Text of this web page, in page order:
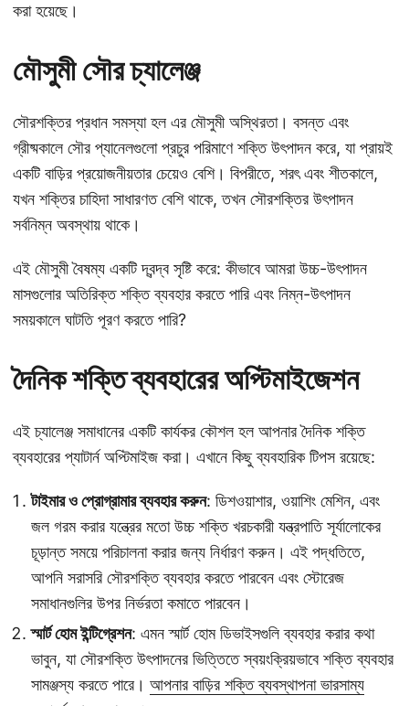
করা হয়েছে।
মৌসুমী সৌর চ্যালেঞ্জ
সৌরশক্তির প্রধান সমস্যা হল এর মৌসুমী অস্থিরতা। বসন্ত এবং
গ্রীষ্মকালে সৌর প্যানেলগুলো প্রচুর পরিমাণে শক্তি উৎপাদন করে, যা প্রায়ই
একটি বাড়ির প্রয়োজনীয়তার চেয়েও বেশি। বিপরীতে, শরৎ এবং শীতকালে,
যখন শক্তির চাহিদা সাধারণত বেশি থাকে, তখন সৌরশক্তির উৎপাদন
সর্বনিম্ন অবস্থায় থাকে।
এই মৌসুমী বৈষম্য একটি দ্বন্দ্ব সৃষ্টি করে: কীভাবে আমরা উচ্চ-উৎপাদন
মাসগুলোর অতিরিক্ত শক্তি ব্যবহার করতে পারি এবং নিম্ন-উৎপাদন
সময়কালে ঘাটতি পূরণ করতে পারি?
দৈনিক শক্তি ব্যবহারের অপ্টিমাইজেশন
এই চ্যালেঞ্জ সমাধানের একটি কার্যকর কৌশল হল আপনার দৈনিক শক্তি
ব্যবহারের প্যাটার্ন অপ্টিমাইজ করা। এখানে কিছু ব্যবহারিক টিপস রয়েছে:
টাইমার ও প্রোগ্রামার ব্যবহার করুন: ডিশওয়াশার, ওয়াশিং মেশিন, এবং
জল গরম করার যন্ত্রের মতো উচ্চ শক্তি খরচকারী যন্ত্রপাতি সূর্যালোকের
চূড়ান্ত সময়ে পরিচালনা করার জন্য নির্ধারণ করুন। এই পদ্ধতিতে,
আপনি সরাসরি সৌরশক্তি ব্যবহার করতে পারবেন এবং স্টোরেজ
সমাধানগুলির উপর নির্ভরতা কমাতে পারবেন।
স্মার্ট হোম ইন্টিগ্রেশন: এমন স্মার্ট হোম ডিভাইসগুলি ব্যবহার করার কথা
ভাবুন, যা সৌরশক্তি উৎপাদনের ভিত্তিতে স্বয়ংক্রিয়ভাবে শক্তি ব্যবহার
সামঞ্জস্য করতে পারে। আপনার বাড়ির শক্তি ব্যবস্থাপনা ভারসাম্য